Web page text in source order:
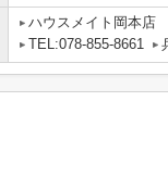
ハウスメイト岡本店
TEL:078-855-8661